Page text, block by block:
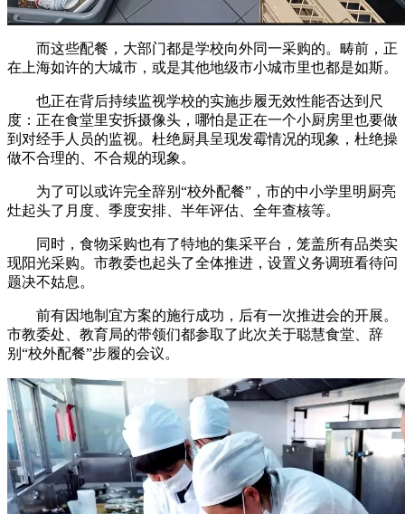
而这些配餐，大部门都是学校向外同一采购的。畴前，正
在上海如许的大城市，或是其他地级市小城市里也都是如斯。
也正在背后持续监视学校的实施步履无效性能否达到尺
度：正在食堂里安拆摄像头，哪怕是正在一个小厨房里也要做
到对经手人员的监视。杜绝厨具呈现发霉情况的现象，杜绝操
做不合理的、不合规的现象。
为了可以或许完全辞别“校外配餐”，市的中小学里明厨亮
灶起头了月度、季度安排、半年评估、全年查核等。
同时，食物采购也有了特地的集采平台，笼盖所有品类实
现阳光采购。市教委也起头了全体推进，设置义务调班看待问
题决不姑息。
前有因地制宜方案的施行成功，后有一次推进会的开展。
市教委处、教育局的带领们都参取了此次关于聪慧食堂、辞
别“校外配餐”步履的会议。